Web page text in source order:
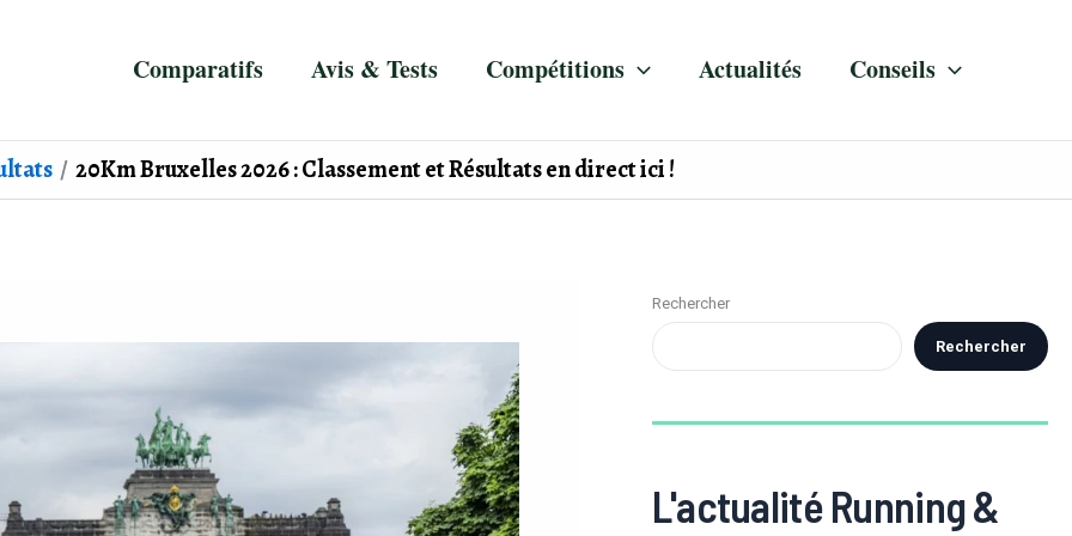
Comparatifs Avis & Tests Compétitions Actualités Conseils
20Km Bruxelles 2026 : Classement et Résultats en direct ici !
Rechercher
Rechercher
L'actualité Running &